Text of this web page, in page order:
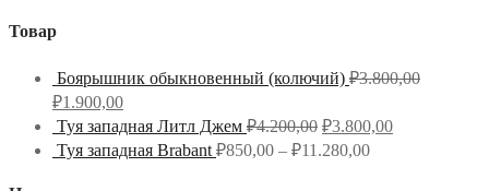
Товар
Боярышник обыкновенный (колючий) ₽3.800,00
₽1.900,00
Туя западная Литл Джем ₽4.200,00 ₽3.800,00
Туя западная Brabant ₽850,00 – ₽11.280,00